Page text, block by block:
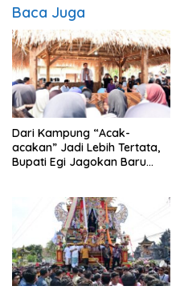
Baca Juga
Dari Kampung “Acak-
acakan” Jadi Lebih Tertata,
Bupati Egi Jagokan Baru